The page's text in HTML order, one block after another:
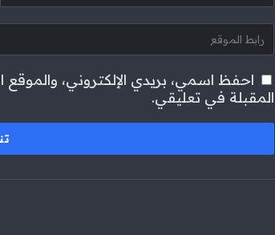
احفظ اسمي، بريدي الإلكتروني، والموقع
المقبلة في تعليقي.